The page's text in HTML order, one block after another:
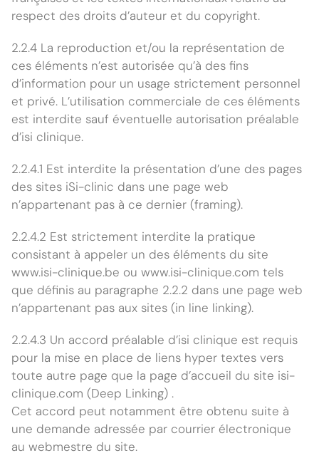
respect des droits d’auteur et du copyright.
2.2.4 La reproduction et/ou la représentation de
ces éléments n’est autorisée qu’à des fins
d’information pour un usage strictement personnel
et privé. L’utilisation commerciale de ces éléments
est interdite sauf éventuelle autorisation préalable
d’isi clinique.
2.2.4.1 Est interdite la présentation d’une des pages
des sites iSi-clinic dans une page web
n’appartenant pas à ce dernier (framing).
2.2.4.2 Est strictement interdite la pratique
consistant à appeler un des éléments du site
www.isi-clinique.be ou www.isi-clinique.com tels
que définis au paragraphe 2.2.2 dans une page web
n’appartenant pas aux sites (in line linking).
2.2.4.3 Un accord préalable d’isi clinique est requis
pour la mise en place de liens hyper textes vers
toute autre page que la page d’accueil du site isi-
clinique.com (Deep Linking) .
Cet accord peut notamment être obtenu suite à
une demande adressée par courrier électronique
au webmestre du site.